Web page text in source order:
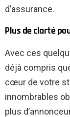
d’assurance.
Plus de clarté
Avec ces
déjà compris
cœur de votre
innombrables
plus